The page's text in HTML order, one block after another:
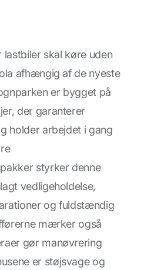
lastbiler skal køre uden
afhængig af de nyeste
er bygget på
der garanterer
holder arbejdet i gang
styrker denne
vedligeholdelse,
og fuldstændig
mærker også
gør manøvrering
er støjsvage og